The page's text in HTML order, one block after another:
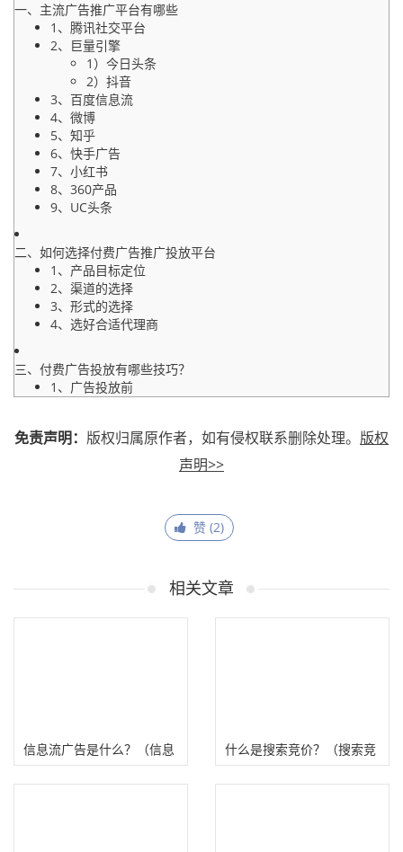
一、主流广告推广平台有哪些
1、腾讯社交平台
2、巨量引擎
1）今日头条
2）抖音
3、百度信息流
4、微博
5、知乎
6、快手广告
7、小红书
8、360产品
9、UC头条
二、如何选择付费广告推广投放平台
1、产品目标定位
2、渠道的选择
3、形式的选择
4、选好合适代理商
三、付费广告投放有哪些技巧？
1、广告投放前
免责声明： 版权归属原作者，如有侵权联系删除处理。 版权
声明>>
赞 (2)
相关文章
信息流广告是什么？（信息
流广告投放平台有哪些）
什么是搜索竞价？（搜索竞
价广告有哪些平台、类型）